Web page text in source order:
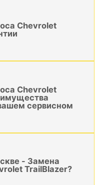
Chevrolet
Chevrolet
сервисном
- Замена
TrailBlazer?